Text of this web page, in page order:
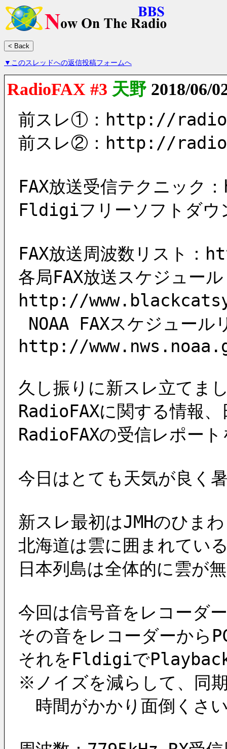
▼このスレッドへの返信投稿フォームへ
RadioFAX #3 天野 2018/06/
前スレ①：http://
前スレ②：http://
FAX放送受信テクニ
Fldigiフリーソフトダ
FAX放送周波数リス
各局FAX放送スケジュー
http://
http://
久し振りに新スレ立てま
RadioFAXに関する情報
RadioFAXの受信レポー
今日はとても天気が良く
新スレ最初はJMHのひま
北海道は雲に囲まれてい
日本列島は全体的に雲が
今回は信号音をレコーダ
その音をレコーダーから
それをFldigiでPlayback
※ノイズを減らして、同
時間がかかり面倒くさ